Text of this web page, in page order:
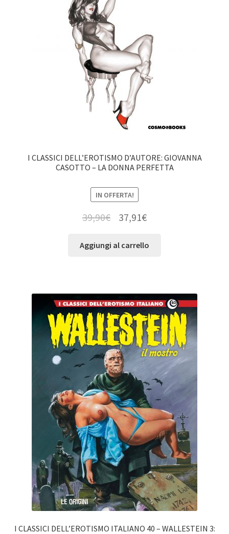
I CLASSICI DELL’EROTISMO D’AUTORE: GIOVANNA
CASOTTO – LA DONNA PERFETTA
IN OFFERTA!
39,90€ 37,91€
Aggiungi al carrello
I CLASSICI DELL’EROTISMO ITALIANO 40 – WALLESTEIN 3: